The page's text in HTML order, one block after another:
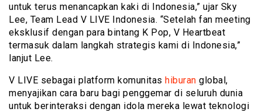
untuk terus menancapkan kaki di Indonesia,” ujar Sky
Lee, Team Lead V LIVE Indonesia. “Setelah fan meeting
eksklusif dengan para bintang K Pop, V Heartbeat
termasuk dalam langkah strategis kami di Indonesia,”
lanjut Lee.
V LIVE sebagai platform komunitas hiburan global,
menyajikan cara baru bagi penggemar di seluruh dunia
untuk berinteraksi dengan idola mereka lewat teknologi